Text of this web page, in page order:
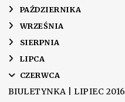
► PAŹDZIERNIKA
► WRZEŚNIA
► SIERPNIA
► LIPCA
▼ CZERWCA
BIULETYNKA | LIPIEC 2016